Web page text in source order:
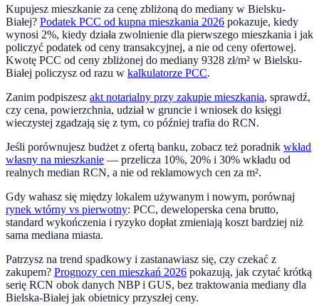
Kupujesz mieszkanie za cenę zbliżoną do mediany w Bielsku-
Białej? Podatek PCC od kupna mieszkania 2026 pokazuje, kiedy
wynosi 2%, kiedy działa zwolnienie dla pierwszego mieszkania i jak
policzyć podatek od ceny transakcyjnej, a nie od ceny ofertowej.
Kwotę PCC od ceny zbliżonej do mediany 9328 zł/m² w Bielsku-
Białej policzysz od razu w kalkulatorze PCC.
Zanim podpiszesz akt notarialny przy zakupie mieszkania, sprawdź,
czy cena, powierzchnia, udział w gruncie i wniosek do księgi
wieczystej zgadzają się z tym, co później trafia do RCN.
Jeśli porównujesz budżet z ofertą banku, zobacz też poradnik wkład
własny na mieszkanie — przelicza 10%, 20% i 30% wkładu od
realnych median RCN, a nie od reklamowych cen za m².
Gdy wahasz się między lokalem używanym i nowym, porównaj
rynek wtórny vs pierwotny: PCC, deweloperska cena brutto,
standard wykończenia i ryzyko dopłat zmieniają koszt bardziej niż
sama mediana miasta.
Patrzysz na trend spadkowy i zastanawiasz się, czy czekać z
zakupem? Prognozy cen mieszkań 2026 pokazują, jak czytać krótką
serię RCN obok danych NBP i GUS, bez traktowania mediany dla
Bielska-Białej jak obietnicy przyszłej ceny.